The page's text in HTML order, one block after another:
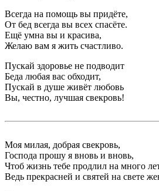
Всегда на помощь вы придёте,
От бед всегда вы всех спасёте.
Ещё умна вы и красива,
Желаю вам я жить счастливо.
Пускай здоровье не подводит
Беда любая вас обходит,
Пускай в душе живёт любовь
Вы, честно, лучшая свекровь!
Моя милая, добрая свекровь,
Господа прошу я вновь и вновь,
Чтоб жизнь тебе продлил на много
Ведь прекрасней и святей на свете